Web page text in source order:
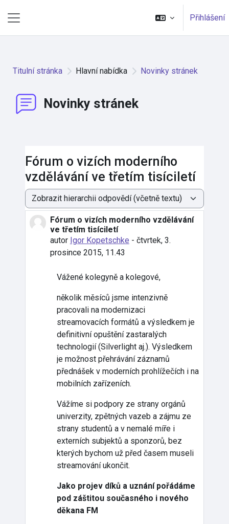
Přihlášení
Titulní stránka Hlavní nabídka Novinky stránek
Novinky stránek
Fórum o vizích moderního
vzdělávání ve třetím tisíciletí
Režim zobrazení
Fórum o vizích moderního vzdělávání
ve třetím tisíciletí
autor Igor Kopetschke - čtvrtek, 3.
prosince 2015, 11.43
Počet odpovědí: 0
Vážené kolegyně a kolegové,
několik měsíců jsme intenzivně
pracovali na modernizaci
streamovacích formátů a výsledkem je
definitivní opuštění zastaralých
technologií (Silverlight aj.). Výsledkem
je možnost přehrávání záznamů
přednášek v moderních prohlížečích i na
mobilních zařízeních.
Vážíme si podpory ze strany orgánů
univerzity, zpětných vazeb a zájmu ze
strany studentů a v nemalé míře i
externích subjektů a sponzorů, bez
kterých bychom už před časem museli
streamování ukončit.
Jako projev díků a uznání pořádáme
pod záštitou současného i nového
děkana FM